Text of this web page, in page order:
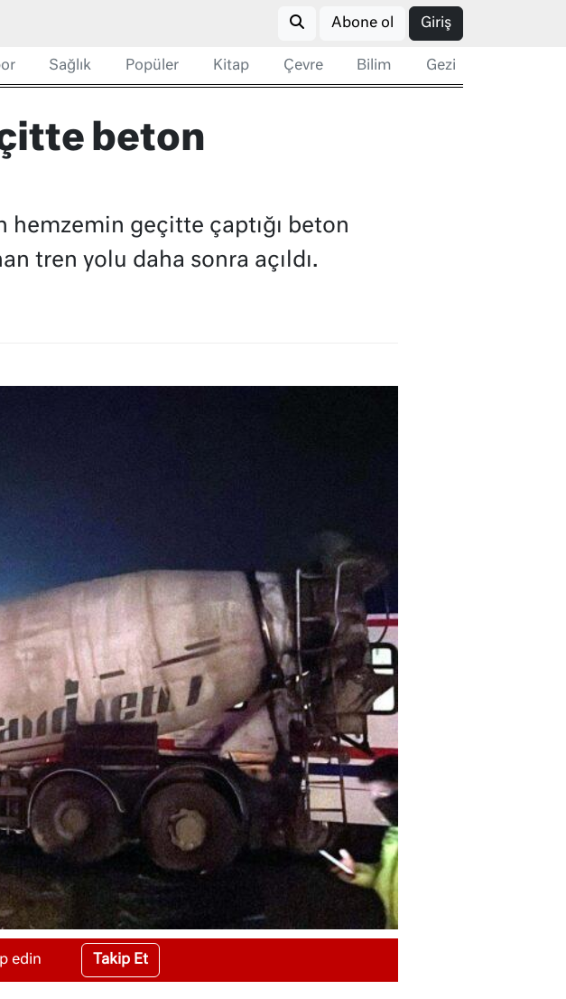
Abone ol Giriş
Sağlık Popüler Kitap Çevre Bilim Gezi
beton
hemzemin geçitte çaptığı beton
tren yolu daha sonra açıldı.
edin Takip Et